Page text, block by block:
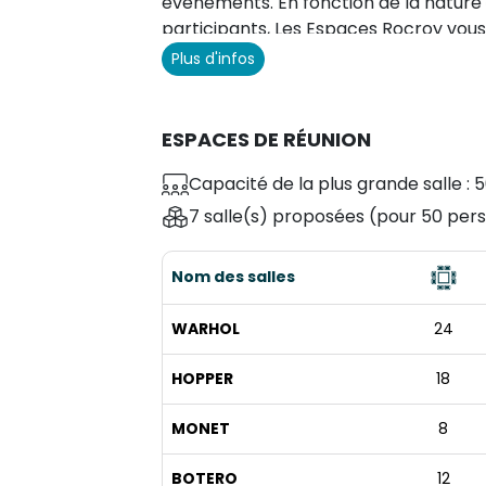
participants, Les Espaces Rocroy
vos besoins. Dotés d'un design
personnalisation poussée du mobilier
amplificateur, micro, connectiques,
services de traiteur pour déjeuners
Plus d'infos
ESPACES DE RÉUNION
Capacité de la plus grande salle :
7 salle(s) proposées (pour 50
Nom des salles
WARHOL 24
HOPPER 18
MONET 8
BOTERO 12